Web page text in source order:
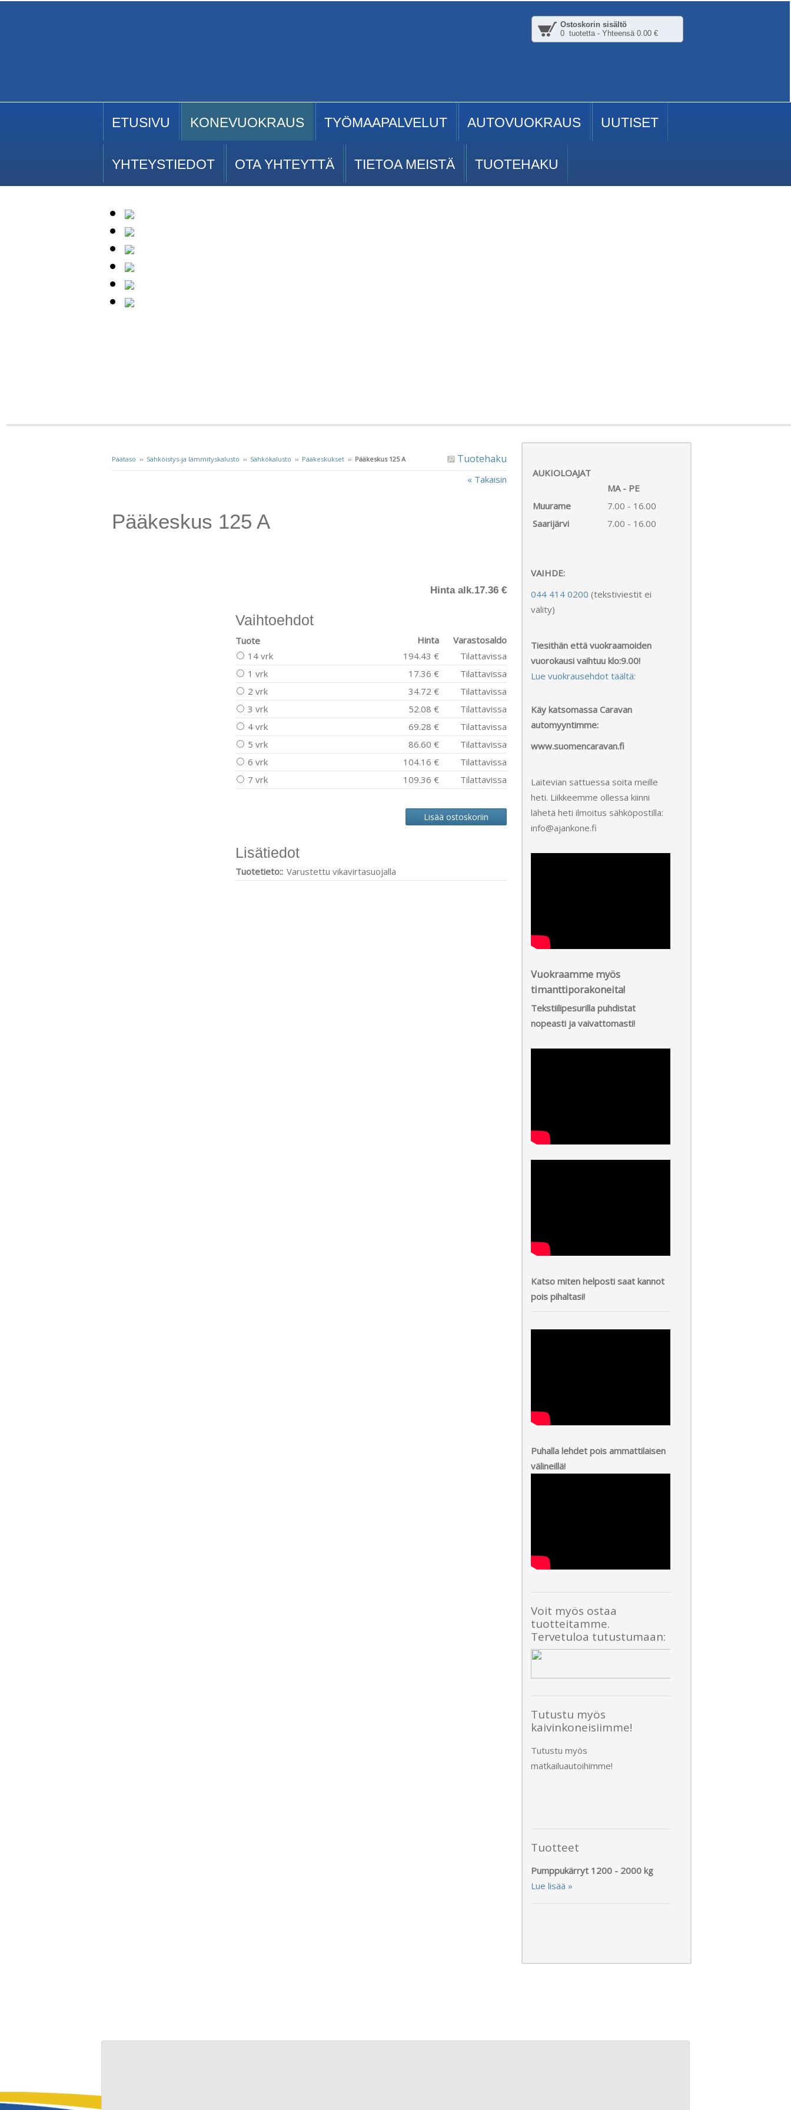
Ostoskorin sisältö
0 tuotetta - Yhteensä 0.00 €
ETUSIVU KONEVUOKRAUS TYÖMAAPALVELUT AUTOVUOKRAUS UUTISET
YHTEYSTIEDOT OTA YHTEYTTÄ TIETOA MEISTÄ TUOTEHAKU
Tuotehaku
Päätaso ›› Sähköistys-ja lämmityskalusto ›› Sähkökalusto ›› Pääkeskukset›› Pääkeskus 125 A
« Takaisin
Pääkeskus 125 A
Hinta alk.17.36 €
Vaihtoehdot
Tuote Hinta
Varastosaldo
14 vrk
194.43 €
Tilattavissa
1 vrk
17.36 €
Tilattavissa
2 vrk
34.72 €
Tilattavissa
3 vrk
52.08 €
Tilattavissa
4 vrk
69.28 €
Tilattavissa
5 vrk
86.60 €
Tilattavissa
6 vrk
104.16 €
Tilattavissa
7 vrk
109.36 € Tilattavissa
Lisätiedot
Tuotetieto:: Varustettu vikavirtasuojalla
AUKIOLOAJAT
MA - PE
Muurame
7.00 - 16.00
Saarijärvi
7.00 - 16.00
VAIHDE:
044 414 0200 (tekstiviestit ei
välity)
Tiesithän että vuokraamoiden
vuorokausi vaihtuu klo:9.00!
Lue vuokrausehdot täältä:
Käy katsomassa Caravan
automyyntimme:
www.suomencaravan.fi
Laitevian sattuessa soita meille
heti. Liikkeemme ollessa kiinni
lähetä heti ilmoitus sähköpostilla:
info@ajankone.fi
Vuokraamme myös
timanttiporakoneita!
Tekstiilipesurilla puhdistat
nopeasti ja vaivattomasti!
Katso miten helposti saat kannot
pois pihaltasi!
Puhalla lehdet pois ammattilaisen
välineillä!
Voit myös ostaa
tuotteitamme.
Tervetuloa tutustumaan:
Tutustu myös
kaivinkoneisiimme!
Tutustu myös
matkailuautoihimme!
Tuotteet
Pumppukärryt 1200 - 2000 kg
Lue lisää »